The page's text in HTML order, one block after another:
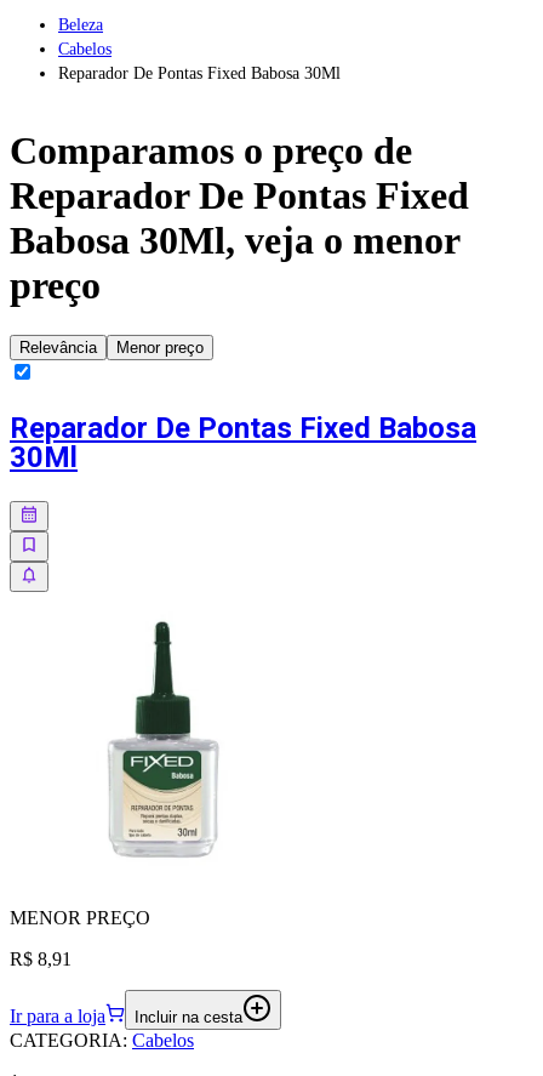
Beleza
Cabelos
Reparador De Pontas Fixed Babosa 30Ml
Comparamos o preço de
Reparador De Pontas Fixed
Babosa 30Ml, veja o menor
preço
Relevância Menor preço
Reparador De Pontas Fixed Babosa
30Ml
MENOR PREÇO
R$ 8,91
Ir para a loja Incluir na cesta
CATEGORIA: Cabelos